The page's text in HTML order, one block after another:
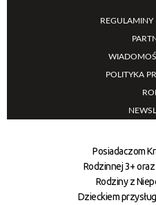
REGULAMINY
POLITYKA
Posiadaczom
Rodzinnej 3+
Rodziny z
Dzieckiem